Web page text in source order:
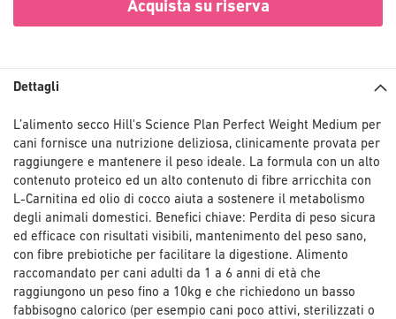
Acquista su riserva
Dettagli
L’alimento secco Hill's Science Plan Perfect Weight Medium per
cani fornisce una nutrizione deliziosa, clinicamente provata per
raggiungere e mantenere il peso ideale. La formula con un alto
contenuto proteico ed un alto contenuto di fibre arricchita con
L-Carnitina ed olio di cocco aiuta a sostenere il metabolismo
degli animali domestici. Benefici chiave: Perdita di peso sicura
ed efficace con risultati visibili, mantenimento del peso sano,
con fibre prebiotiche per facilitare la digestione. Alimento
raccomandato per cani adulti da 1 a 6 anni di età che
raggiungono un peso fino a 10kg e che richiedono un basso
fabbisogno calorico (per esempio cani poco attivi, sterilizzati o